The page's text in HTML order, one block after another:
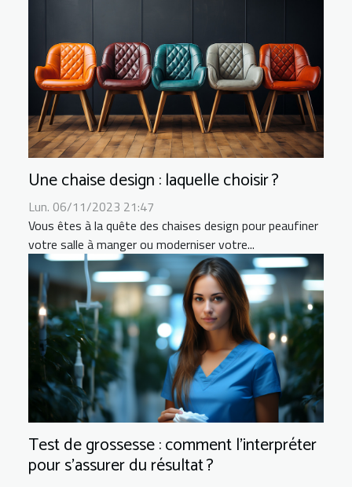
Une chaise design : laquelle choisir ?
Lun. 06/11/2023 21:47
Vous êtes à la quête des chaises design pour peaufiner
votre salle à manger ou moderniser votre...
Test de grossesse : comment l’interpréter
pour s’assurer du résultat ?